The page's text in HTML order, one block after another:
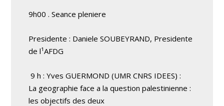
9h00 . Seance pleniere
Presidente : Daniele SOUBEYRAND, Presidente
de l¹AFDG
9 h : Yves GUERMOND (UMR CNRS IDEES) :
La geographie face a la question palestinienne :
les objectifs des deux